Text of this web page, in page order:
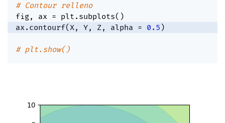
# Contour relleno
fig, ax = plt . subplots( )
ax . contourf(X, Y, Z, alpha = 0.5 )
# plt.show()